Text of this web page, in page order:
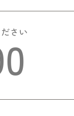
さい